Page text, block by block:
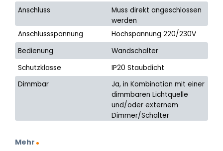
Anschluss
Muss direkt angeschlossen
werden
Anschlussspannung
Hochspannung 220/230V
Bedienung
Wandschalter
Schutzklasse
IP20 Staubdicht
Dimmbar
Ja, in Kombination mit einer
dimmbaren Lichtquelle
und/oder externem
Dimmer/Schalter
Mehr